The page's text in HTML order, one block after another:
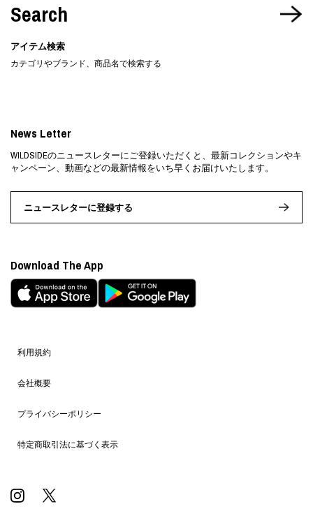
Search
アイテム検索
カテゴリやブランド、商品名で検索する
利用規約
会社概要
プライバシーポリシー
特定商取引法に基づく表示
News Letter
WILDSIDEのニュースレターにご登録いただくと、最新コレクションやキ
ャンペーン、動画などの最新情報をいち早くお届けいたします。
ニュースレターに登録する
Download The App